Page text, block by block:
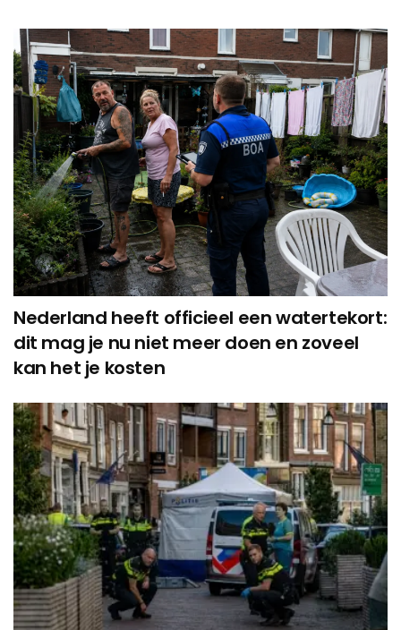
Nederland heeft officieel een watertekort:
dit mag je nu niet meer doen en zoveel
kan het je kosten